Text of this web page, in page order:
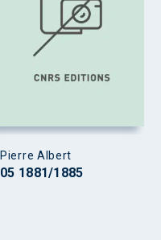
Pierre Albert
05 1881/1885